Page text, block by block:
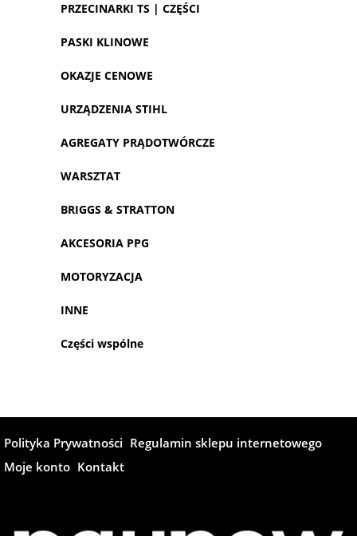
PRZECINARKI TS | CZĘŚCI
PASKI KLINOWE
OKAZJE CENOWE
URZĄDZENIA STIHL
AGREGATY PRĄDOTWÓRCZE
WARSZTAT
BRIGGS & STRATTON
AKCESORIA PPG
MOTORYZACJA
INNE
Części wspólne
Polityka Prywatności Regulamin sklepu internetowego
Moje konto Kontakt